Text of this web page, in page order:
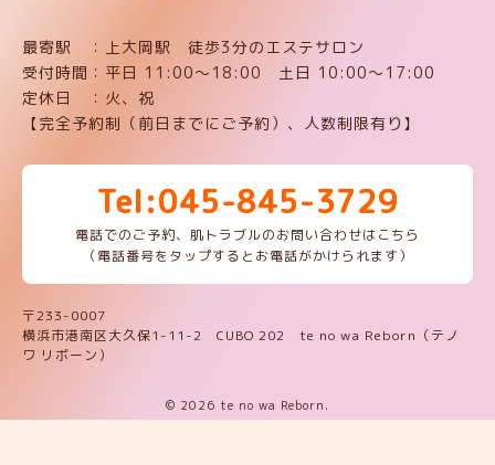
最寄駅 ：上大岡駅 徒歩3分のエステサロン
受付時間：平日 11:00〜18:00 土日 10:00〜17:00
定休日 ：火、祝
【完全予約制（前日までにご予約）、人数制限有り】
Tel:045-845-3729
電話でのご予約、肌トラブルのお問い合わせはこちら
（電話番号をタップするとお電話がかけられます）
〒233-0007
横浜市港南区大久保1-11-2 CUBO 202 te no wa Reborn（テノ
ワ リボーン）
© 2026 te no wa Reborn.